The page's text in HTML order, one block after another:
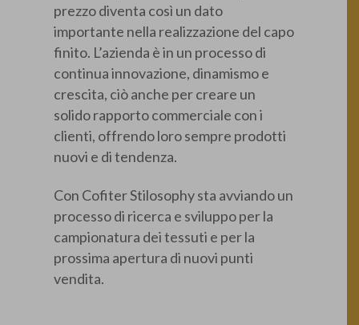
prezzo diventa così un dato
importante nella realizzazione del capo
finito. L’azienda è in un processo di
continua innovazione, dinamismo e
crescita, ciò anche per creare un
solido rapporto commerciale con i
clienti, offrendo loro sempre prodotti
nuovi e di tendenza.
Con Cofiter Stilosophy sta avviando un
processo di ricerca e sviluppo per la
campionatura dei tessuti e per la
prossima apertura di nuovi punti
vendita.